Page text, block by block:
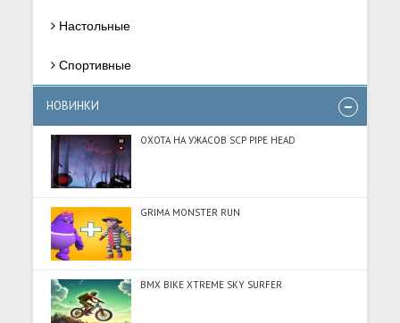
Настольные
Спортивные
НОВИНКИ
ОХОТА НА УЖАСОВ SCP PIPE HEAD
GRIMA MONSTER RUN
BMX BIKE XTREME SKY SURFER